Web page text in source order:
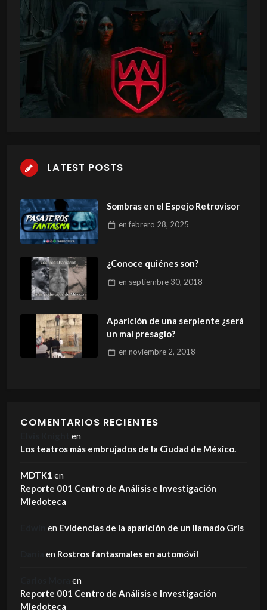
LATEST POSTS
Sombras en el Espejo Retrovisor
en febrero 28, 2025
¿Conoce quiénes son?
en septiembre 30, 2018
Aparición de una serpiente ¿será
un mal presagio?
en noviembre 2, 2018
COMENTARIOS RECIENTES
en
Los teatros más embrujados de la Ciudad de México.
MDTK1 en
Reporte 001 Centro de Análisis e Investigación
Miedoteca
en Evidencias de la aparición de un llamado Gris
en Rostros fantasmales en automóvil
en
Reporte 001 Centro de Análisis e Investigación
Miedoteca